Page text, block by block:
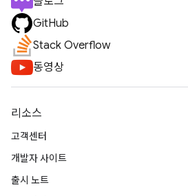
GitHub
Stack Overflow
동영상
리소스
고객센터
개발자 사이트
출시 노트